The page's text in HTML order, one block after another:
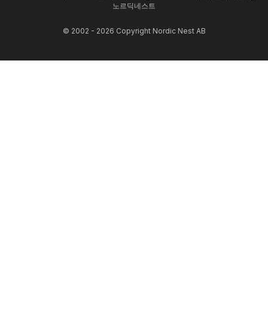
노르딕네스트
© 2002 - 2026 Copyright Nordic Nest AB